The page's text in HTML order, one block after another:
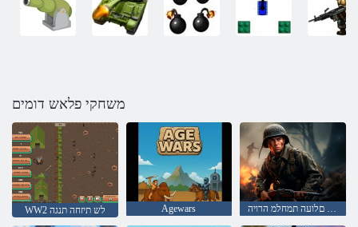
משחקי פלאש דומים
WW2 לש תיזחה תנגה Agewars היינשה םלועה תמחלמ הרויה